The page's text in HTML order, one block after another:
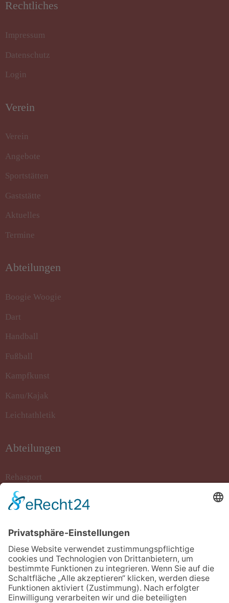
Rechtliches
Impressum
Datenschutz
Login
Verein
Verein
Angebote
Sportstätten
Gaststätte
Aktuelles
Termine
Abteilungen
Boogie Woogie
Dart
Handball
Fußball
Kampfkunst
Kanu/Kajak
Leichtathletik
Abteilungen
Rehasport
Rollstuhlbasketball
Stockschiessen
Tanzsport
Turnen/Fitness/Gymnastik
Volleyball